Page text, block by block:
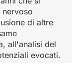
di altre
all'analisi del
evocati.